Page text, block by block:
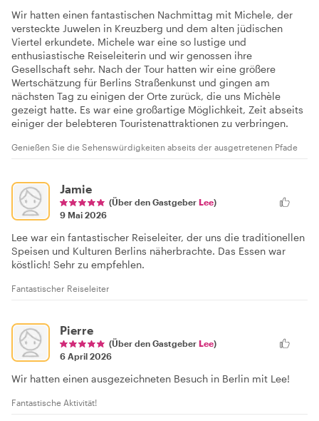
Wir hatten einen fantastischen Nachmittag mit Michele, der
versteckte Juwelen in Kreuzberg und dem alten jüdischen
Viertel erkundete. Michele war eine so lustige und
enthusiastische Reiseleiterin und wir genossen ihre
Gesellschaft sehr. Nach der Tour hatten wir eine größere
Wertschätzung für Berlins Straßenkunst und gingen am
nächsten Tag zu einigen der Orte zurück, die uns Michèle
gezeigt hatte. Es war eine großartige Möglichkeit, Zeit abseits
einiger der belebteren Touristenattraktionen zu verbringen.
Genießen Sie die Sehenswürdigkeiten abseits der ausgetretenen Pfade
Jamie
(Über den Gastgeber Lee)
9 Mai 2026
Lee war ein fantastischer Reiseleiter, der uns die traditionellen
Speisen und Kulturen Berlins näherbrachte. Das Essen war
köstlich! Sehr zu empfehlen.
Fantastischer Reiseleiter
Pierre
(Über den Gastgeber Lee)
6 April 2026
Wir hatten einen ausgezeichneten Besuch in Berlin mit Lee!
Fantastische Aktivität!